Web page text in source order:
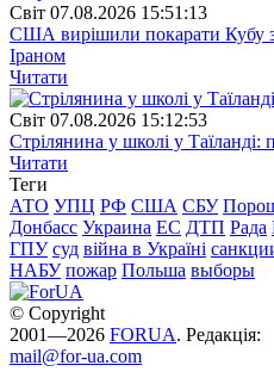
Свiт 07.08.2026 15:51:13
США вирішили покарати Кубу
Іраном
Читати
Свiт 07.08.2026 15:12:53
Стрілянина у школі у Таїланді:
Читати
Теги
АТО УПЦ РФ США СБУ
Донбасс Украина ЕС ДТП Рада
ГПУ суд війна в Україні
НАБУ пожар Польша выборы
© Copyright
2001—2026 FORUA. Редакція:
mail@for-ua.com